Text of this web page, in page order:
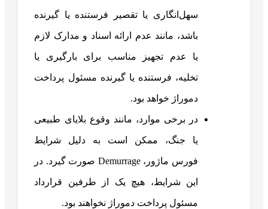
سهل‌انگاری یا تقصیر فرستنده یا گیرنده
باشد، مانند عدم ارائه اسناد و مدارک لازم
یا عدم تجهیز مناسب برای بارگیری یا
تخلیه، فرستنده یا گیرنده مسئول پرداخت
دموراژ خواهد بود.
در برخی موارد، مانند وقوع بلایای طبیعی
یا جنگ، ممکن است به دلیل شرایط
فورس ماژور، Demurrage صورت گیرد. در
این شرایط، هیچ یک از طرفین قرارداد
مسئول پرداخت دموراژ نخواهند بود.